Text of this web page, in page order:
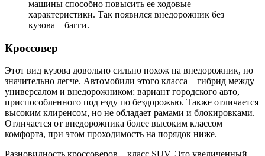
машины способно повысить ее ходовые
характеристики. Так появился внедорожник без
кузова – багги.
Кроссовер
Этот вид кузова довольно сильно похож на внедорожник, но
значительно легче. Автомобили этого класса – гибрид между
универсалом и внедорожником: вариант городского авто,
приспособленного под езду по бездорожью. Также отличается
высоким клиренсом, но не обладает рамами и блокировками.
Отличается от внедорожника более высоким классом
комфорта, при этом проходимость на порядок ниже.